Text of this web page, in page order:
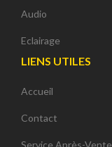
Audio
Eclairage
LIENS UTILES
Accueil
Contact
Service Après-Vente